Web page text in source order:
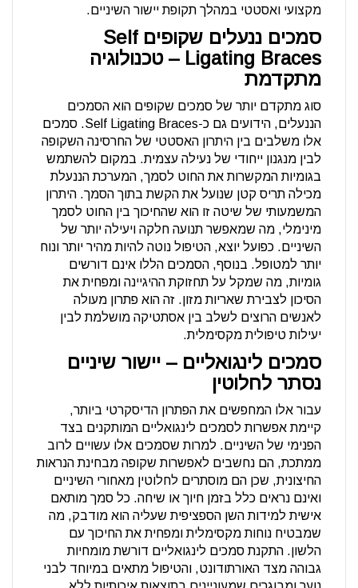
מקצועי ואסטטי במהלך תקופת יישור השיניים.
סמכים ננעלים שקופים Self
Ligating Braces – טכנולוגיה
מתקדמת
סוג מתקדם יותר של סמכים שקופים הוא הסמכים
הננעלים, הידועים גם כ-Self Ligating Braces. סמכים
אלו משלבים בין היתרון האסטטי של החרסינה השקופה
לבין מנגנון ייחודי של נעילה עצמית. במקום להשתמש
בגומיות המקשרות את החוט לסמך, המערכת הננעלת
מכילה תריס קטן שנועל את הקשת בתוך הסמך. היתרון
המשמעותי של שיטה זו הוא שהחיכוך בין החוט לסמך
מינימלי, מה שמאפשר תנועה חלקה ויעילה יותר של
השיניים. כפועל יוצא, הטיפול נוטה להיות מהיר יותר ונוח
יותר למטופל. בנוסף, הסמכים הללו אינם דורשים
גומיות, מה שמקל על תחזוקת ההיגיינה ומפחית את
הסיכון לצבירת שאריות מזון. זה הוא פתרון מעולה
לאנשים הרוצים לשלב בין אסתטיקה מושלמת לבין
יעילות טיפולית מקסימלית.
סמכים לינגואליים – יישור שיניים
נסתר לחלוטין
עבור אלו המחפשים את הפתרון הדיסקרטי ביותר,
קיימת אפשרות לסמכים לינגואליים המותקנים בצד
הפנימי של השיניים. למרות שסמכים אלו עשויים לרוב
ממתכת, הם נחשבים לאפשרות שקופה מבחינת הנראות
החיצונית, שכן הם מוסתרים לחלוטין מאחורי השיניים
ואינם נראים כלל בזמן חיוך או שיחה. כל סמך מותאם
אישית למידות השן הספציפית שעליה הוא מודבק, מה
שמבטיח נוחות מקסימלית ומפחית את החיכוך עם
הלשון. התקנת סמכים לינגואליים דורשת מומחיות
גבוהה מצד האורתודונט, והטיפול מתאים במיוחד לבני